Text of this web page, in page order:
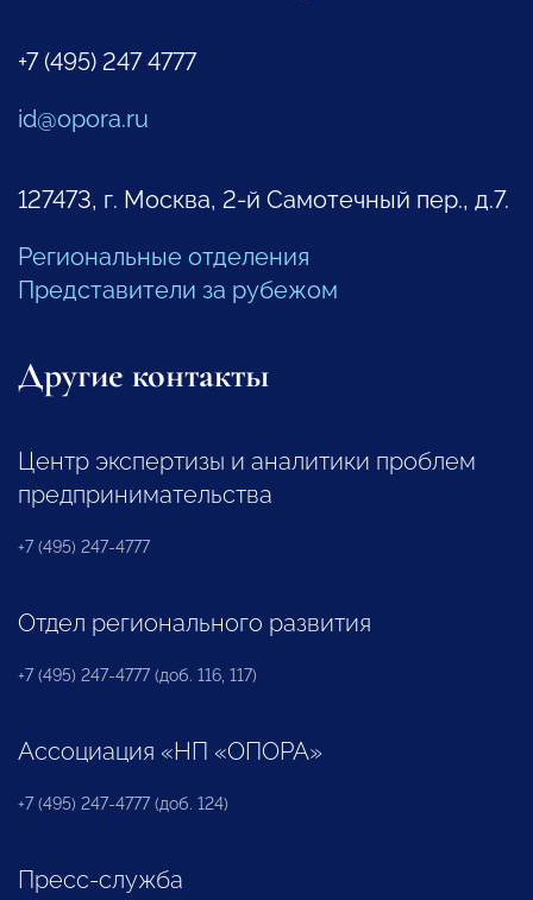
+7 (495) 247 4777
id@opora.ru
127473, г. Москва, 2-й Самотечный пер., д.7.
Региональные отделения
Представители за рубежом
Другие контакты
Центр экспертизы и аналитики проблем
предпринимательства
+7 (495) 247-4777
Отдел регионального развития
+7 (495) 247-4777 (доб. 116, 117)
Ассоциация «НП «ОПОРА»
+7 (495) 247-4777 (доб. 124)
Пресс-служба